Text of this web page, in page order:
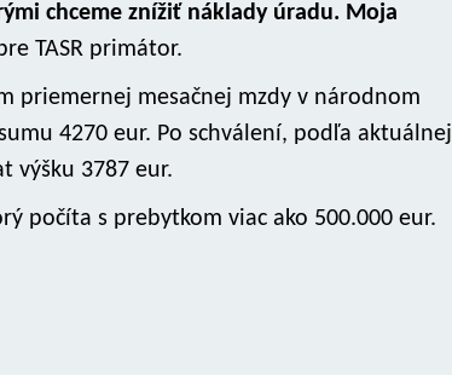
chceme znížiť náklady úradu. Moja
TASR primátor.
priemernej mesačnej mzdy v národnom
4270 eur. Po schválení, podľa aktuálnej
výšku 3787 eur.
počíta s prebytkom viac ako 500.000 eur.